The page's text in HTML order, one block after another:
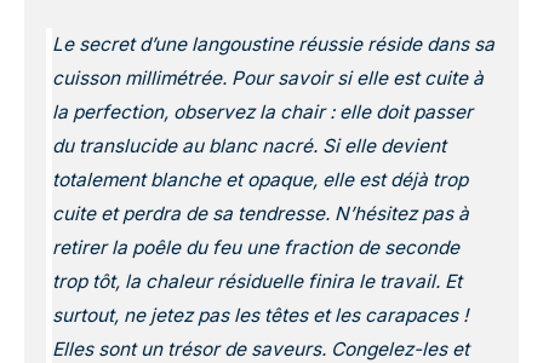
Le secret d’une langoustine réussie réside dans sa
cuisson millimétrée. Pour savoir si elle est cuite à
la perfection, observez la chair : elle doit passer
du translucide au blanc nacré. Si elle devient
totalement blanche et opaque, elle est déjà trop
cuite et perdra de sa tendresse. N’hésitez pas à
retirer la poêle du feu une fraction de seconde
trop tôt, la chaleur résiduelle finira le travail. Et
surtout, ne jetez pas les têtes et les carapaces !
Elles sont un trésor de saveurs. Congelez-les et